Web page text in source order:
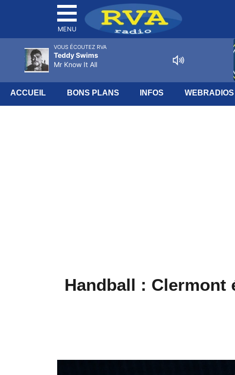
MENU
ACCUEIL BONS PLANS INFOS WEBRADIOS
Handball : Clermont
VOUS ÉCOUTEZ RVA
Teddy Swims
Mr Know It All